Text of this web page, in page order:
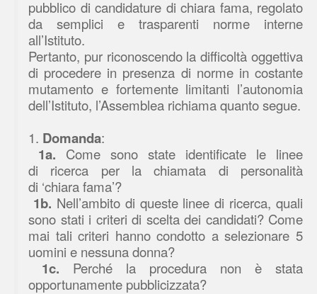
pubblico di candidature di chiara fama, regolato
da semplici e trasparenti norme interne
all’Istituto.
Pertanto, pur riconoscendo la difficoltà oggettiva
di procedere in presenza di norme in costante
mutamento e fortemente limitanti l’autonomia
dell’Istituto, l’Assemblea richiama quanto segue.
1. Domanda:
1a. Come sono state identificate le linee
di ricerca per la chiamata di personalità
di ‘chiara fama’?
1b. Nell’ambito di queste linee di ricerca, quali
sono stati i criteri di scelta dei candidati? Come
mai tali criteri hanno condotto a selezionare 5
uomini e nessuna donna?
1c. Perché la procedura non è stata
opportunamente pubblicizzata?